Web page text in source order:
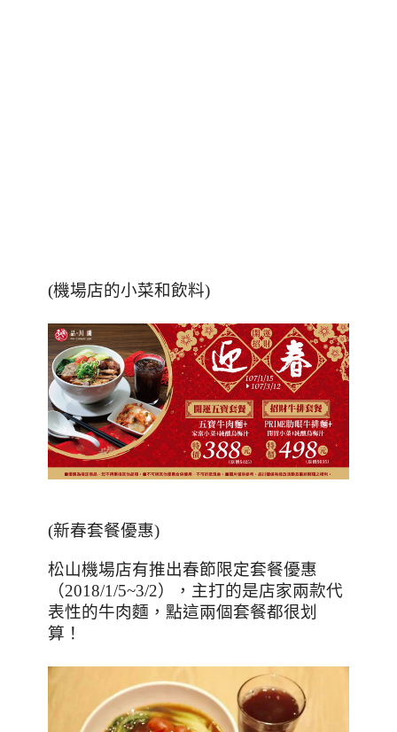
(機場店的小菜和飲料)
(新春套餐優惠)
松山機場店有推出春節限定套餐優惠
（2018/1/5~3/2），主打的是店家兩款代
表性的牛肉麵，點這兩個套餐都很划
算！